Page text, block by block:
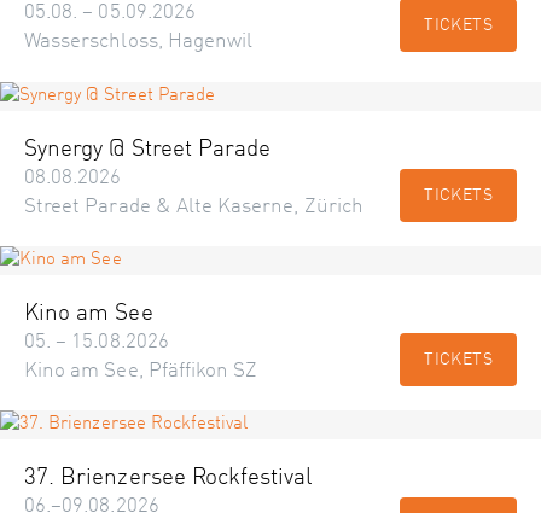
05.08. – 05.09.2026
Wasserschloss, Hagenwil
TICKETS
Synergy @ Street Parade
08.08.2026
Street Parade & Alte Kaserne, Zürich
TICKETS
Kino am See
05. – 15.08.2026
Kino am See, Pfäffikon SZ
TICKETS
37. Brienzersee Rockfestival
06.–09.08.2026